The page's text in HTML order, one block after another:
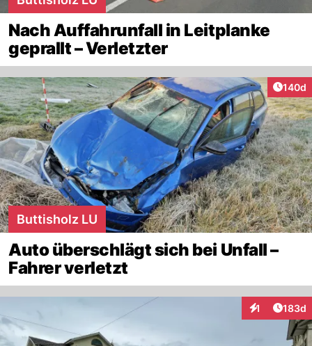
Nach Auffahrunfall in Leitplanke
geprallt – Verletzter
140d
Buttisholz LU
Auto überschlägt sich bei Unfall –
Fahrer verletzt
1
Interaktionen
183d